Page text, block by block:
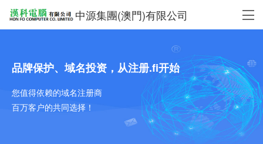
中源集團(澳門)有限公司
品牌保护、域名投资，从注册.fi开始
您值得依赖的域名注册商
百万客户的共同选择！